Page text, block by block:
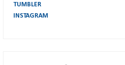
TUMBLER
INSTAGRAM